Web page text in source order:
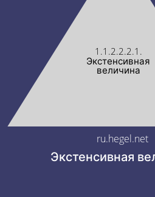
1.1.2.2.2.1.
Экстенсивная
величина
ru.hegel.net
Экстенсивная